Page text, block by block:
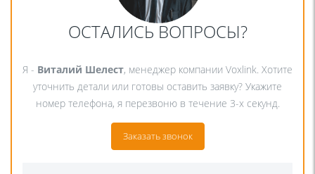
ОСТАЛИСЬ ВОПРОСЫ?
Я - Виталий Шелест, менеджер компании Voxlink. Хотите
уточнить детали или готовы оставить заявку? Укажите
номер телефона, я перезвоню в течение 3-х секунд.
Заказать звонок